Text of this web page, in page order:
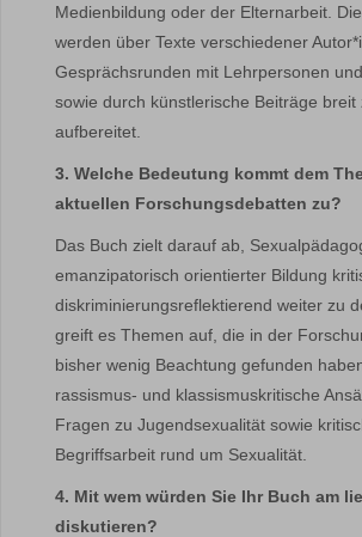
Medienbildung oder der Elternarbeit.
werden über Texte verschiedener
Gesprächsrunden mit Lehrpersonen
sowie durch künstlerische Beiträge breit
aufbereitet.
3. Welche Bedeutung kommt dem
aktuellen Forschungsdebatten zu?
Das Buch zielt darauf ab,
emanzipatorisch orientierter Bildung
diskriminierungsreflektierend weiter zu
greift es Themen auf, die in der
bisher wenig Beachtung gefunden
rassismus- und klassismuskritische
Fragen zu Jugendsexualität sowie
Begriffsarbeit rund um Sexualität.
4. Mit wem würden Sie Ihr Buch am
diskutieren?